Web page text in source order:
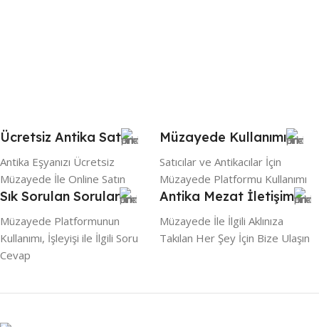
Ücretsiz Antika Sat
Antika Eşyanızı Ücretsiz
Müzayede İle Online Satın
Müzayede Kullanımı
Satıcılar ve Antikacılar İçin
Müzayede Platformu Kullanımı
Sık Sorulan Sorular
Müzayede Platformunun
Kullanımı, İşleyişi ile İlgili Soru
Cevap
Antika Mezat İletişim
Müzayede İle İlgili Aklınıza
Takılan Her Şey İçin Bize Ulaşın